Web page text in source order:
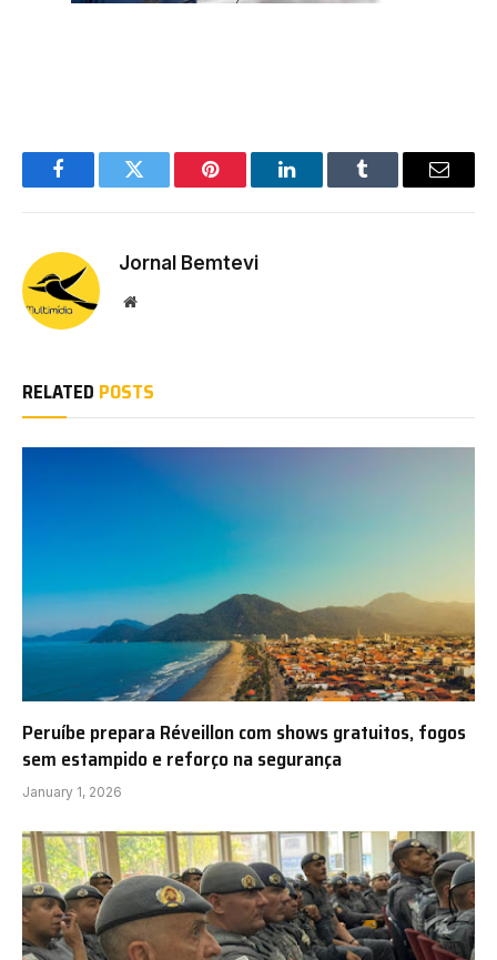
FacebookTwitter Pinterest LinkedInTumblr Email
Jornal Bemtevi
Website
RELATED POSTS
Peruíbe prepara Réveillon com shows gratuitos, fogos
sem estampido e reforço na segurança
January 1, 2026